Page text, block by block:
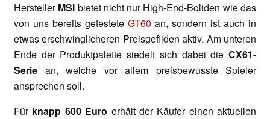
HerstellerMSI bietet nicht nur High-End-Boliden wie das
von uns bereits getestete GT60 an, sondern ist auch in
etwas erschwinglicheren Preisgefilden aktiv. Am unteren
Ende der Produktpalette siedelt sich dabei die CX61-
Serie an, welche vor allem preisbewusste Spieler
ansprechen soll.
Für knapp 600 Euro erhält der Käufer einen aktuellen